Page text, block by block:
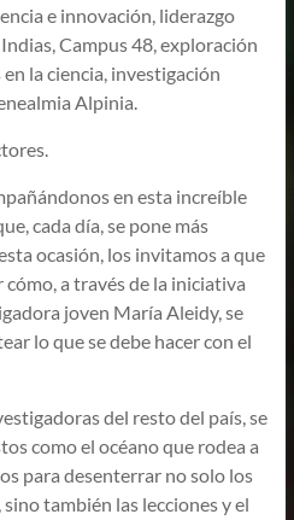
e innovación, liderazgo
Campus 48, exploración
la ciencia, investigación
Alpinia.
en esta increíble
cada día, se pone más
ocasión, los invitamos a que
a través de la iniciativa
joven María Aleidy, se
lo que se debe hacer con el
del resto del país, se
como el océano que rodea a
para desenterrar no solo los
también las lecciones y el